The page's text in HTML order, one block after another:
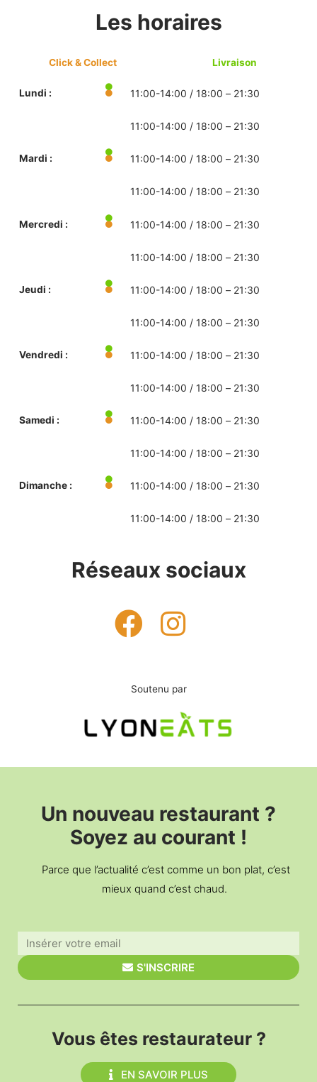
Les horaires
Click & Collect Livraison
Lundi : 11:00-14:00 / 18:00 – 21:30
11:00-14:00 / 18:00 – 21:30
Mardi : 11:00-14:00 / 18:00 – 21:30
11:00-14:00 / 18:00 – 21:30
Mercredi : 11:00-14:00 / 18:00 – 21:30
11:00-14:00 / 18:00 – 21:30
Jeudi : 11:00-14:00 / 18:00 – 21:30
11:00-14:00 / 18:00 – 21:30
Vendredi : 11:00-14:00 / 18:00 – 21:30
11:00-14:00 / 18:00 – 21:30
Samedi : 11:00-14:00 / 18:00 – 21:30
11:00-14:00 / 18:00 – 21:30
Dimanche : 11:00-14:00 / 18:00 – 21:30
11:00-14:00 / 18:00 – 21:30
Réseaux sociaux
Soutenu par
Un nouveau restaurant ?
Soyez au courant !
Parce que l’actualité c’est comme un bon plat, c’est
mieux quand c’est chaud.
S'INSCRIRE
Vous êtes restaurateur ?
EN SAVOIR PLUS